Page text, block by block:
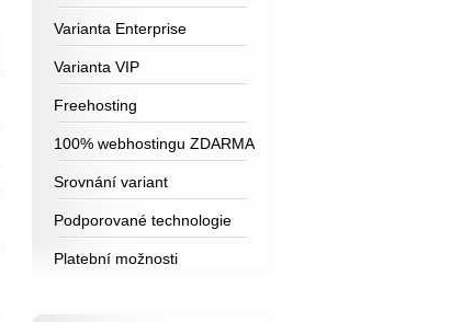
Varianta Enterprise
Varianta VIP
Freehosting
100% webhostingu ZDARMA
Srovnání variant
Podporované technologie
Platební možnosti